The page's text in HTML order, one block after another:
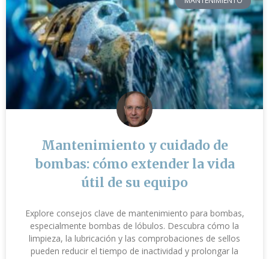
Mantenimiento y cuidado de
bombas: cómo extender la vida
útil de su equipo
Explore consejos clave de mantenimiento para bombas,
especialmente bombas de lóbulos. Descubra cómo la
limpieza, la lubricación y las comprobaciones de sellos
pueden reducir el tiempo de inactividad y prolongar la